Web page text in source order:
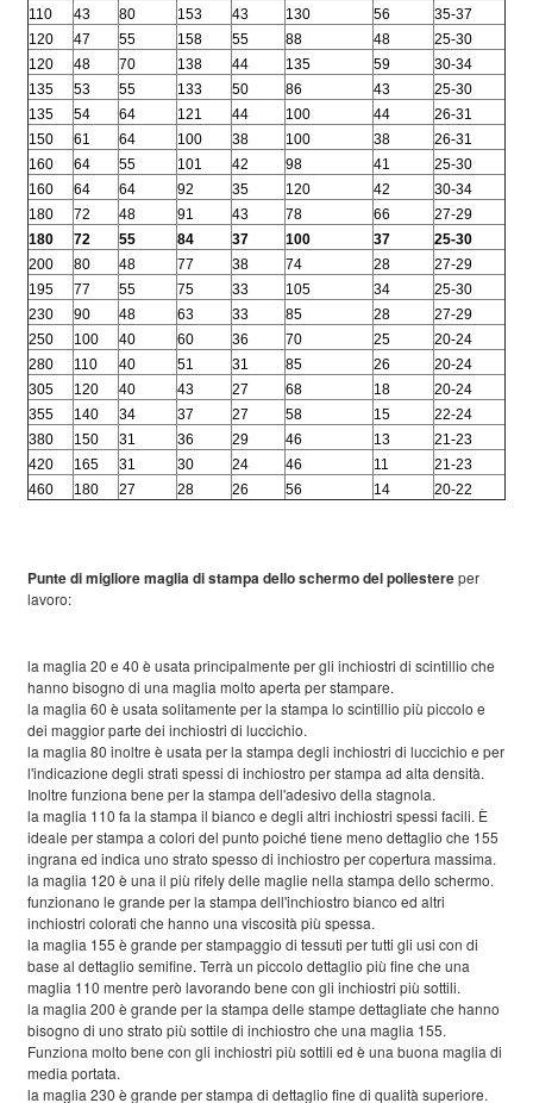
110
43 80 153 43 130 56
35-37
120
47 55 158 55 88 48
25-30
120
48 70 138 44 135 59
30-34
135
53 55 133 50 86 43
25-30
135
54 64 121 44 100 44
26-31
150
61 64 100 38 100 38
26-31
160
64 55 101 42 98 41
25-30
160
64 64 92 35 120 42
30-34
180
72 48 91 43 78 66
27-29
180
72 55 84 37 100 37
25-30
200
80 48 77 38 74 28
27-29
195
77 55 75 33 105 34
25-30
230
90 48 63 33 85 28
27-29
250
100 40 60 36 70 25
20-24
280
110 40 51 31 85 26
20-24
305
120 40 43 27 68 18
20-24
355
140 34 37 27 58 15
22-24
380
150 31 36 29 46 13
21-23
420
165 31 30 24 46 11
21-23
460
180 27 28 26 56 14 20-22
Punte di migliore maglia di stampa dello schermo del poliestereper
lavoro:
la maglia 20 e 40 è usata principalmente per gli inchiostri di scintillio che
hanno bisogno di una maglia molto aperta per stampare.
la maglia 60 è usata solitamente per la stampa lo scintillio più piccolo e
dei maggior parte dei inchiostri di luccichio.
la maglia 80 inoltre è usata per la stampa degli inchiostri di luccichio e per
l'indicazione degli strati spessi di inchiostro per stampa ad alta densità.
Inoltre funziona bene per la stampa dell'adesivo della stagnola.
la maglia 110 fa la stampa il bianco e degli altri inchiostri spessi facili. È
ideale per stampa a colori del punto poiché tiene meno dettaglio che 155
ingrana ed indica uno strato spesso di inchiostro per copertura massima.
la maglia 120 è una il più rifely delle maglie nella stampa dello schermo.
funzionano le grande per la stampa dell'inchiostro bianco ed altri
inchiostri colorati che hanno una viscosità più spessa.
la maglia 155 è grande per stampaggio di tessuti per tutti gli usi con di
base al dettaglio semifine. Terrà un piccolo dettaglio più fine che una
maglia 110 mentre però lavorando bene con gli inchiostri più sottili.
la maglia 200 è grande per la stampa delle stampe dettagliate che hanno
bisogno di uno strato più sottile di inchiostro che una maglia 155.
Funziona molto bene con gli inchiostri più sottili ed è una buona maglia di
media portata.
la maglia 230 è grande per stampa di dettaglio fine di qualità superiore.